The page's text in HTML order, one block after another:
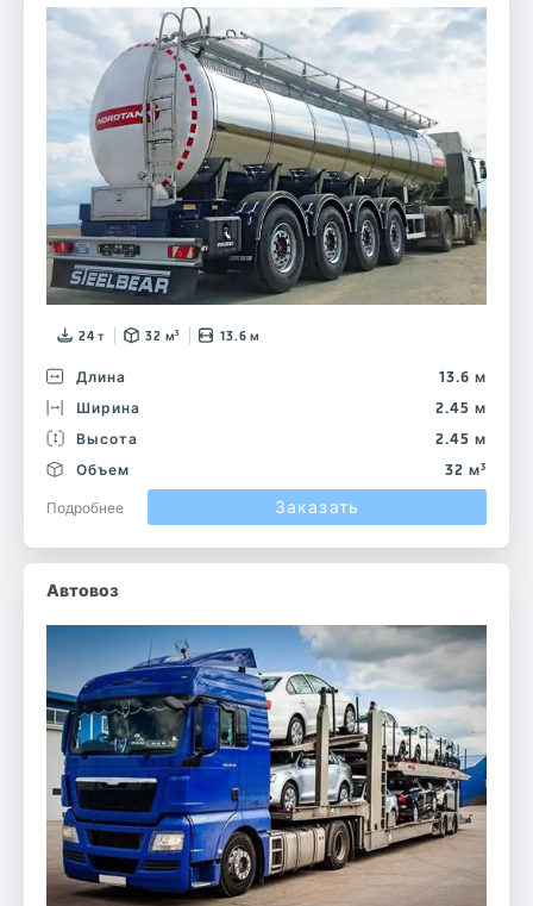
24 т 32 м³ 13.6 м
Длина
13.6 м
Ширина
2.45 м
Высота
2.45 м
Объем
32 м³
Подробнее
Заказать
Автовоз